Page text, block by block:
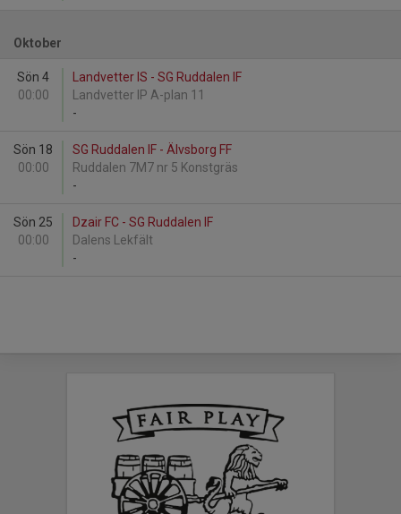
Oktober
Sön 4
00:00
Landvetter IS - SG Ruddalen IF
Landvetter IP A-plan 11
-
Sön 18
00:00
SG Ruddalen IF - Älvsborg FF
Ruddalen 7M7 nr 5 Konstgräs
-
Sön 25
00:00
Dzair FC - SG Ruddalen IF
Dalens Lekfält
-